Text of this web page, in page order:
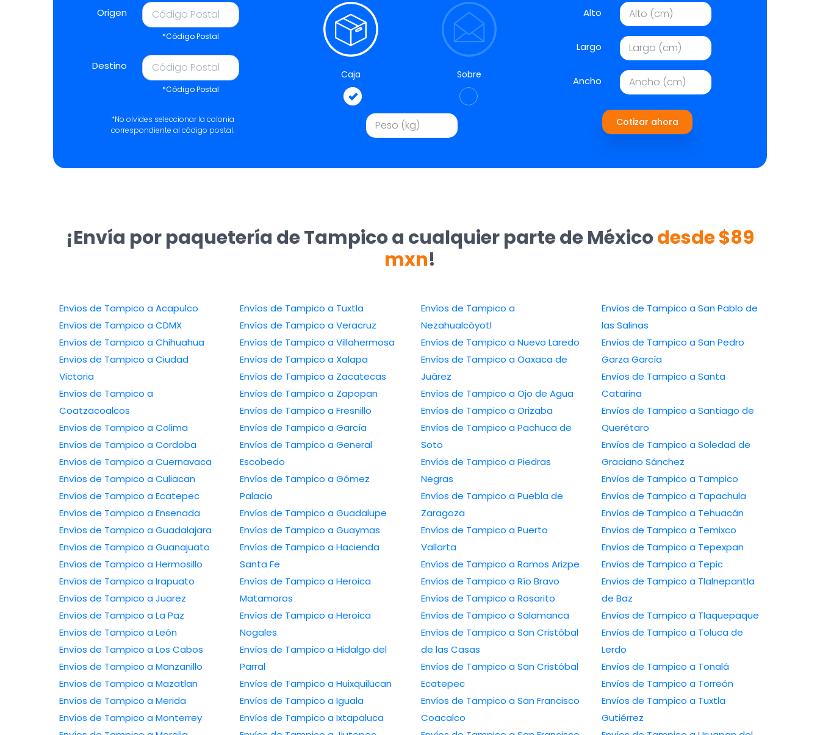
Origen
*Código Postal
Destino
*Código Postal
*No olvides seleccionar la colonia
correspondiente al código postal.
Caja Sobre
Alto
Largo
Ancho
Cotizar ahora
¡Envía por paquetería de Tampico a cualquier parte de Méxicodesde $89
mxn!
Envíos de Tampico a Acapulco
Envíos de Tampico a CDMX
Envíos de Tampico a Chihuahua
Envíos de Tampico a Ciudad
Victoria
Envíos de Tampico a
Coatzacoalcos
Envíos de Tampico a Colima
Envíos de Tampico a Cordoba
Envíos de Tampico a Cuernavaca
Envíos de Tampico a Culiacan
Envíos de Tampico a Ecatepec
Envíos de Tampico a Ensenada
Envíos de Tampico a Guadalajara
Envíos de Tampico a Guanajuato
Envíos de Tampico a Hermosillo
Envíos de Tampico a Irapuato
Envíos de Tampico a Juarez
Envíos de Tampico a La Paz
Envíos de Tampico a León
Envíos de Tampico a Los Cabos
Envíos de Tampico a Manzanillo
Envíos de Tampico a Mazatlan
Envíos de Tampico a Merida
Envíos de Tampico a Monterrey
Envíos de Tampico a Tuxtla
Envíos de Tampico a Veracruz
Envíos de Tampico a Villahermosa
Envíos de Tampico a Xalapa
Envíos de Tampico a Zacatecas
Envíos de Tampico a Zapopan
Envíos de Tampico a Fresnillo
Envíos de Tampico a García
Envíos de Tampico a General
Escobedo
Envíos de Tampico a Gómez
Palacio
Envíos de Tampico a Guadalupe
Envíos de Tampico a Guaymas
Envíos de Tampico a Hacienda
Santa Fe
Envíos de Tampico a Heroica
Matamoros
Envíos de Tampico a Heroica
Nogales
Envíos de Tampico a Hidalgo del
Parral
Envíos de Tampico a Huixquilucan
Envíos de Tampico a Iguala
Envíos de Tampico a Ixtapaluca
Envíos de Tampico a
Nezahualcóyotl
Envíos de Tampico a Nuevo Laredo
Envíos de Tampico a Oaxaca de
Juárez
Envíos de Tampico a Ojo de Agua
Envíos de Tampico a Orizaba
Envíos de Tampico a Pachuca de
Soto
Envíos de Tampico a Piedras
Negras
Envíos de Tampico a Puebla de
Zaragoza
Envíos de Tampico a Puerto
Vallarta
Envíos de Tampico a Ramos Arizpe
Envíos de Tampico a Río Bravo
Envíos de Tampico a Rosarito
Envíos de Tampico a Salamanca
Envíos de Tampico a San Cristóbal
de las Casas
Envíos de Tampico a San Cristóbal
Ecatepec
Envíos de Tampico a San Francisco
Coacalco
Envíos de Tampico a San Pablo de
las Salinas
Envíos de Tampico a San Pedro
Garza García
Envíos de Tampico a Santa
Catarina
Envíos de Tampico a Santiago de
Querétaro
Envíos de Tampico a Soledad de
Graciano Sánchez
Envíos de Tampico a Tampico
Envíos de Tampico a Tapachula
Envíos de Tampico a Tehuacán
Envíos de Tampico a Temixco
Envíos de Tampico a Tepexpan
Envíos de Tampico a Tepic
Envíos de Tampico a Tlalnepantla
de Baz
Envíos de Tampico a Tlaquepaque
Envíos de Tampico a Toluca de
Lerdo
Envíos de Tampico a Tonalá
Envíos de Tampico a Torreón
Envíos de Tampico a Tuxtla
Gutiérrez